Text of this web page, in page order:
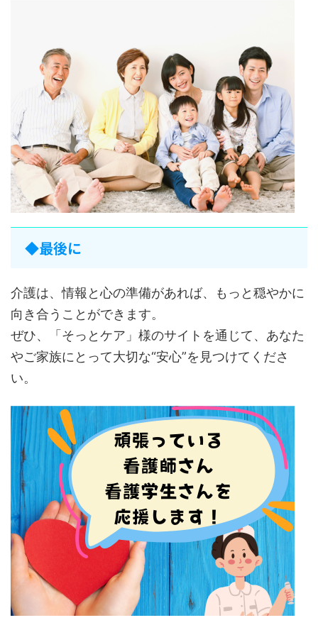
◆最後に
介護は、情報と心の準備があれば、もっと穏やかに
向き合うことができます。
ぜひ、「そっとケア」様のサイトを通じて、あなた
やご家族にとって大切な“安心”を見つけてくださ
い。